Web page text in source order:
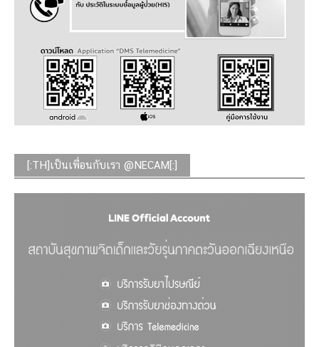
[:TH]เป็นเพื่อนกับเรา @NECAM[:]